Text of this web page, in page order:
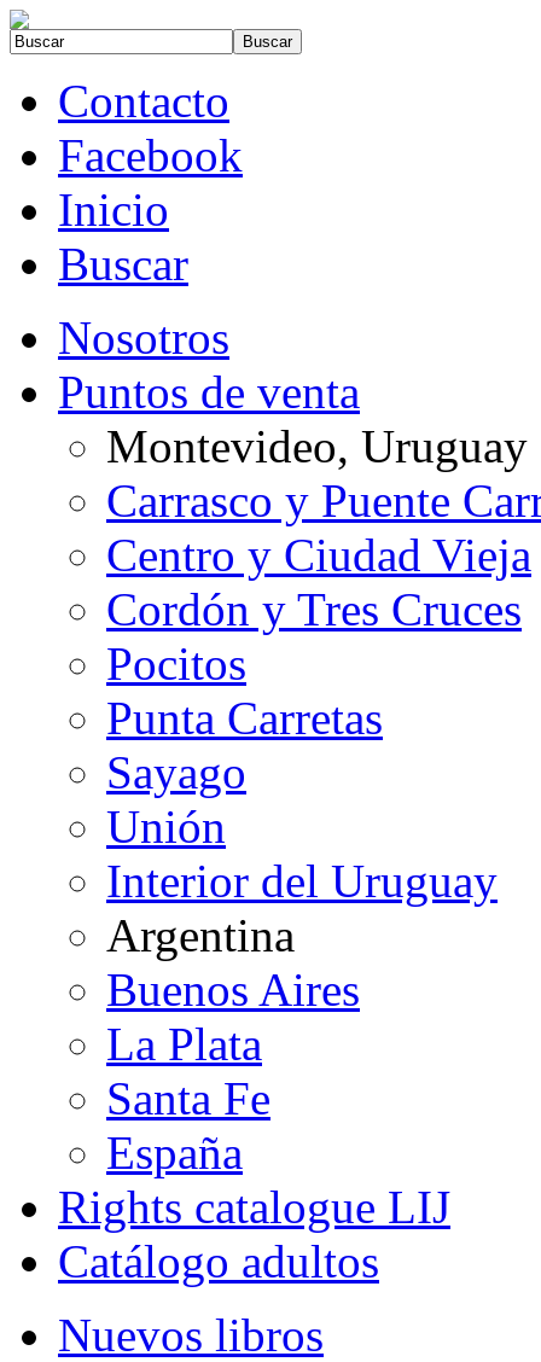
Contacto
Facebook
Inicio
Buscar
Nosotros
Puntos de venta
Montevideo, Uruguay
Carrasco y Puente
Centro y Ciudad Vieja
Cordón y Tres Cruces
Pocitos
Punta Carretas
Sayago
Unión
Interior del Uruguay
Argentina
Buenos Aires
La Plata
Santa Fe
España
Rights catalogue LIJ
Catálogo adultos
Nuevos libros